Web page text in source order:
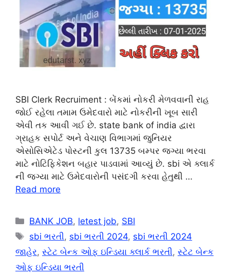
SBI Clerk Recruiment : બેંકમાં નોકરી મેળવવાની રાહ
જોઈ રહેલા તમામ ઉમેદવારો માટે નોકરીની ખૂબ સારી
એવી તક આવી ગઈ છે. state bank of india દ્વારા
ગ્રાહક સપોર્ટ અને વેચાણ વિભાગમાં જુનિયર
એસોસિએટેડ પોસ્ટની કુલ 13735 બમ્પર જગ્યા ભરવા
માટે નોટિફિકેશન બહાર પાડવામાં આવ્યું છે. sbi એ ક્લાર્ક
ની જગ્યા માટે ઉમેદવારોની પસંદગી કરવા હેતુથી …
Read more
Categories
BANK JOB, letest job, SBI
Tags
sbi ભરતી, sbi ભરતી 2024, sbi ભરતી 2024
જાહેર, સ્ટેટ બેન્ક ઓફ ઇન્ડિયા ક્લાર્ક ભરતી, સ્ટેટ બેન્ક
ઓફ ઇન્ડિયા ભરતી